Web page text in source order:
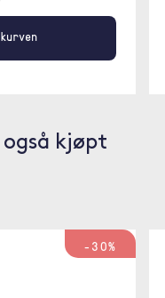
kjøpt
-30%